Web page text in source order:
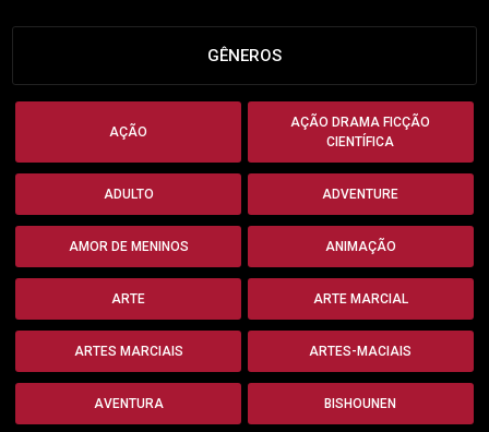
GÊNEROS
AÇÃO
AÇÃO DRAMA FICÇÃO
CIENTÍFICA
ADULTO ADVENTURE
AMOR DE MENINOS ANIMAÇÃO
ARTE ARTE MARCIAL
ARTES MARCIAIS ARTES-MACIAIS
AVENTURA BISHOUNEN